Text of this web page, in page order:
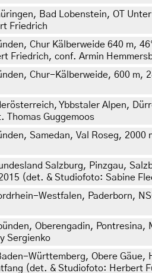
Bad Lobenstein, OT
Friedrich
Chur Kälberweide 640 m,
Friedrich, conf. Armin
Chur-Kälberweide, 600
Ybbstaler Alpen,
Thomas Guggemoos
Samedan, Val Roseg,
Salzburg, Pinzgau,
(det. & Studiofoto: Sabine
Westfalen, Paderborn,
Oberengadin,
Sergienko
Württemberg, Obere
(det. & Studiofoto: Herbert